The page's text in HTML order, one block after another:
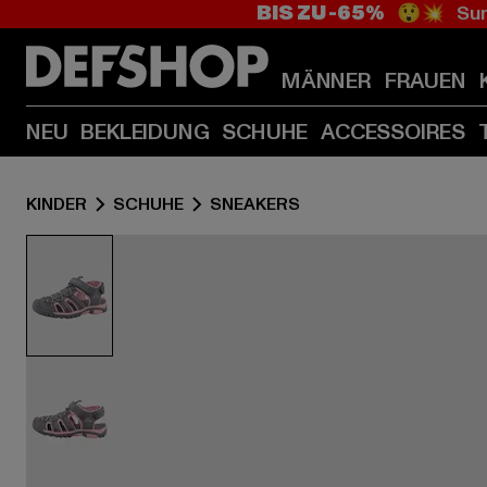
BIS ZU -65% 😲💥
MÄNNER FRAUEN
NEU BEKLEIDUNG SCHUHE ACCESSOIRES
KINDER SCHUHE SNEAKERS